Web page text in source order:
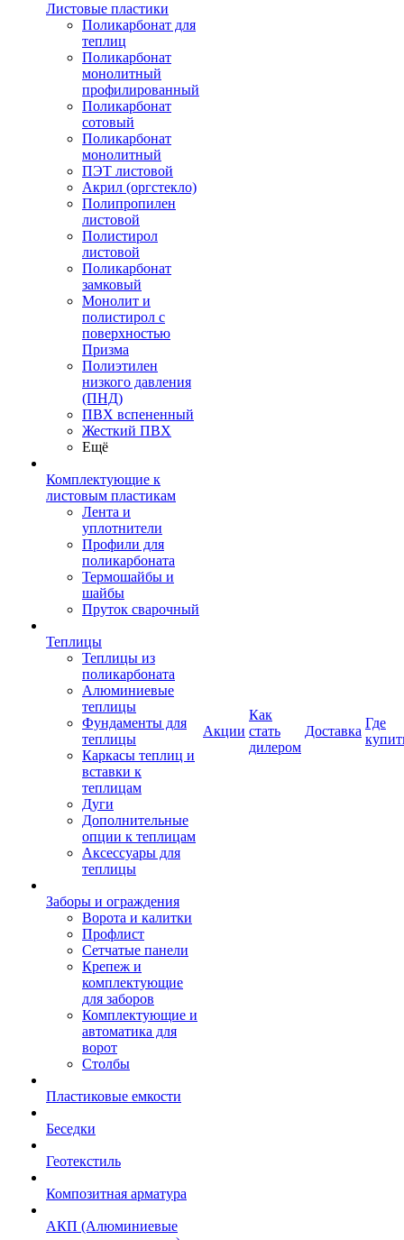
Листовые пластики
Поликарбонат для
теплиц
Поликарбонат
монолитный
профилированный
Поликарбонат
сотовый
Поликарбонат
монолитный
ПЭТ листовой
Акрил (оргстекло)
Полипропилен
листовой
Полистирол
листовой
Поликарбонат
замковый
Монолит и
полистирол с
поверхностью
Призма
Полиэтилен
низкого давления
(ПНД)
ПВХ вспененный
Жесткий ПВХ
Ещё
Комплектующие к
листовым пластикам
Лента и
уплотнители
Профили для
поликарбоната
Термошайбы и
шайбы
Пруток сварочный
Теплицы
Теплицы из
поликарбоната
Алюминиевые
теплицы
Фундаменты для
теплицы
Каркасы теплиц и
вставки к
теплицам
Дуги
Дополнительные
опции к теплицам
Аксессуары для
теплицы
Заборы и ограждения
Ворота и калитки
Профлист
Сетчатые панели
Крепеж и
комплектующие
для заборов
Комплектующие и
автоматика для
ворот
Столбы
Пластиковые емкости
Беседки
Геотекстиль
Композитная арматура
АКП (Алюминиевые
Акции
Как
стать
дилером
Доставка
Где